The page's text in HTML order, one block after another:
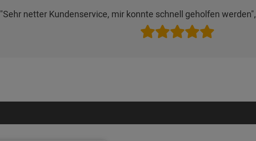
"Sehr netter Kundenservice, mir konnte schnell geholfen werden",